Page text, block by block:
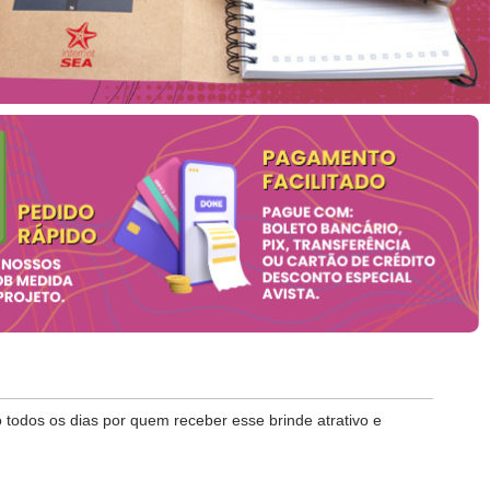
os dias por quem receber esse brinde atrativo e